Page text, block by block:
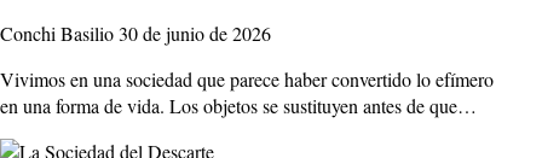
Conchi Basilio30 de junio de 2026
Vivimos en una sociedad que parece haber convertido lo efímero
en una forma de vida. Los objetos se sustituyen antes de que…